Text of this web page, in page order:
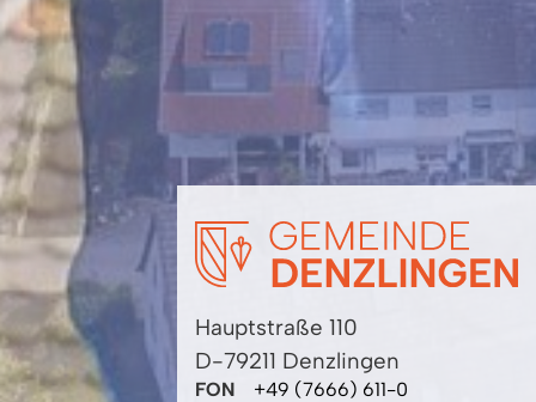
Hauptstraße 110
D-79211 Denzlingen
FON
+49 (7666) 611-0